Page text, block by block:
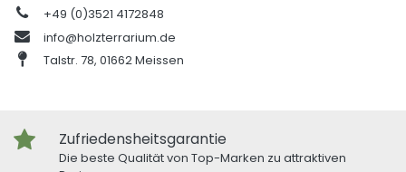
+49 (0)3521 4172848
info@holzterrarium.de
Talstr. 78, 01662 Meissen
Zufriedensheitsgarantie
Die beste Qualität von Top-Marken zu attraktiven